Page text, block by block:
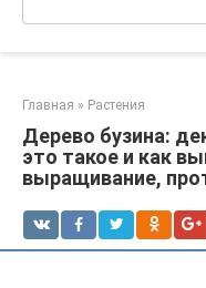
Главная » Растения
Дерево бузина:
это такое и как
выращивание,